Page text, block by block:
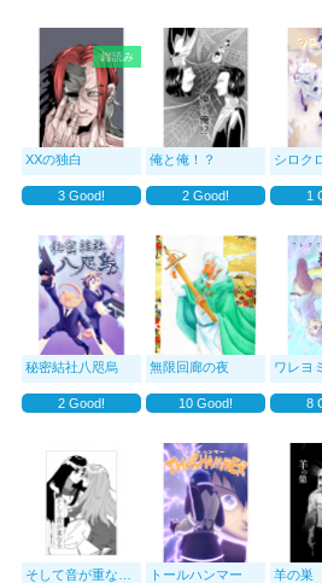
XXの独白
縦読み
3Good!
俺と俺！？
2Good!
シロク
1
秘密結社八咫烏
2Good!
無限回廊の夜
10Good!
ワレヨ
8
そして音が重なる-そのピアノは誰のために?
トールハンマー 羊の巣